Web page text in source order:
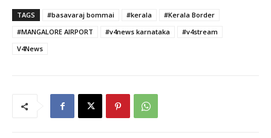
TAGS #basavaraj bommai #kerala
#Kerala Border
#MANGALORE AIRPORT
#v4news karnataka
#v4stream
V4News